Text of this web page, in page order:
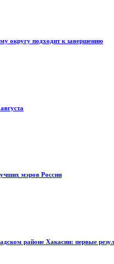
округу подходит к завершению
мэров России
районе Хакасии: первые